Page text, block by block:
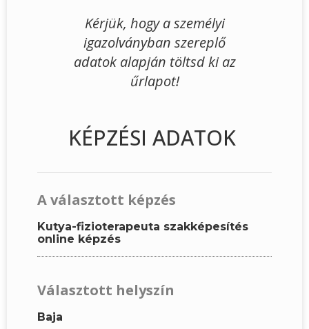
Kérjük, hogy a személyi
igazolványban szereplő
adatok alapján töltsd ki az
űrlapot!
KÉPZÉSI ADATOK
A választott képzés
Kutya-fizioterapeuta szakképesítés
online képzés
Választott helyszín
Baja